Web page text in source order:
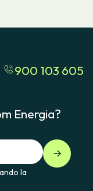
900 103 605
Energia?
la